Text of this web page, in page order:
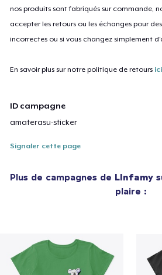
nos produits sont fabriqués sur commande,
accepter les retours ou les échanges pour
incorrectes ou si vous changez simplement
En savoir plus sur notre politique de retours ici
ID campagne
amaterasu-sticker
Signaler cette page
Plus de campagnes de LInfamy
plaire :